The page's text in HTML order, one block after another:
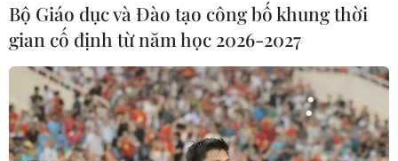
TIN LIÊN QUAN
Bộ Giáo dục và Đào tạo công bố khung thời
gian cố định từ năm học 2026-2027